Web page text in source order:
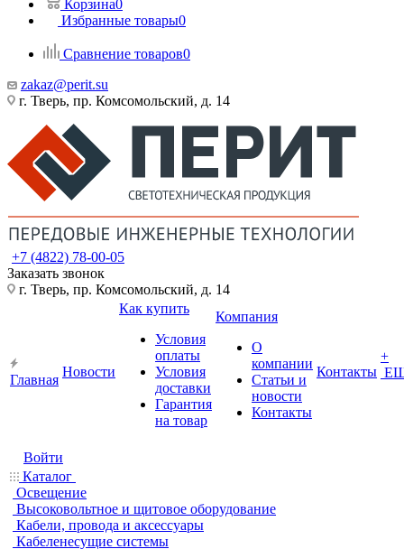
Корзина0
Избранные товары0
Сравнение товаров0
zakaz@perit.su
г. Тверь, пр. Комсомольский, д. 14
+7 (4822) 78-00-05
Заказать звонок
г. Тверь, пр. Комсомольский, д. 14
Главная
Новости
Как купить
Условия
оплаты
Условия
доставки
Гарантия
на товар
Компания
О
компании
Статьи и
новости
Контакты
Контакты
+
Войти
Каталог
Освещение
Высоковольтное и щитовое оборудование
Кабели, провода и аксессуары
Кабеленесущие системы